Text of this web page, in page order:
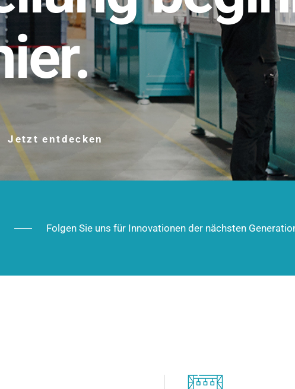
Jetzt entdecken
Das innovative Stecksystem für industrielle
robust, IP-geschützt und zukunftsfähig.
Jetzt entdecken
Folgen Sie uns für Innovationen der nächsten